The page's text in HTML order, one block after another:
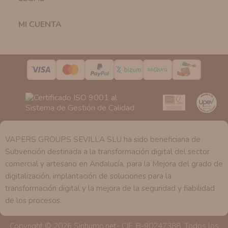
la casilla correspondiente establecida al efecto.
podrá tener conocimiento de la información que le
pedimos.
Derechos:Tiene derecho a saber qué información
tenemos sobre usted, corregirla y eliminarla, tal y como
se explica en la información adicional disponible en
nuestra página web.
MI CUENTA
VAPERS GROUPS SEVILLA SLU ha sido beneficiaria de
Subvención destinada a la transformación digital del sector
comercial y artesano en Andalucía, para la Mejora del grado de
digitalización, implantación de soluciones para la
transformación digital y la mejora de la seguridad y fiabilidad
de los procesos.
Copyright © 2026 Sinhumo.net- CIF. B-90247388. Todos los